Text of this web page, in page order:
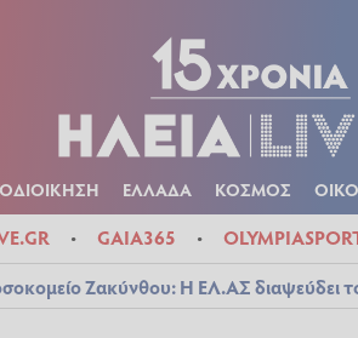
ΕΛΛΑΔΑ ΚΟΣΜΟΣ
GAIA365
Ζακύνθου: Η ΕΛ.ΑΣ διαψεύδει